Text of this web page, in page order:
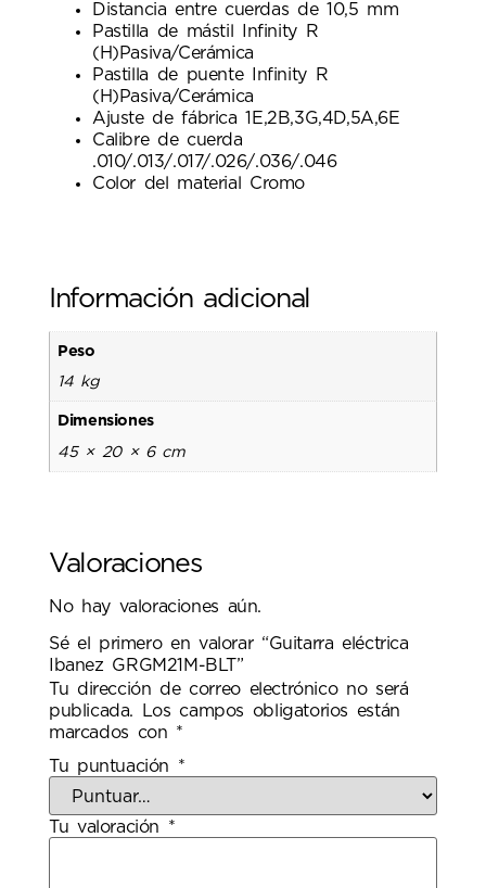
Distancia entre cuerdas de 10,5 mm
Pastilla de mástil Infinity R
(H)Pasiva/Cerámica
Pastilla de puente Infinity R
(H)Pasiva/Cerámica
Ajuste de fábrica 1E,2B,3G,4D,5A,6E
Calibre de cuerda
.010/.013/.017/.026/.036/.046
Color del material Cromo
Información adicional
Peso
14 kg
Dimensiones
45 × 20 × 6 cm
Valoraciones
No hay valoraciones aún.
Sé el primero en valorar “Guitarra eléctrica
Ibanez GRGM21M-BLT”
Tu dirección de correo electrónico no será
publicada.
Los campos obligatorios están
marcados con *
Tu puntuación *
Tu valoración *